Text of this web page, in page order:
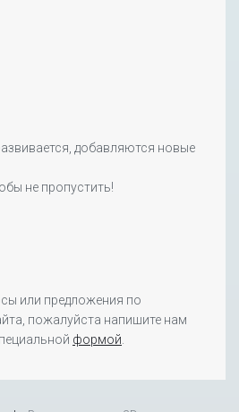
добавляются новые
не пропустить!
или предложения по
пожалуйста напишите нам
формой